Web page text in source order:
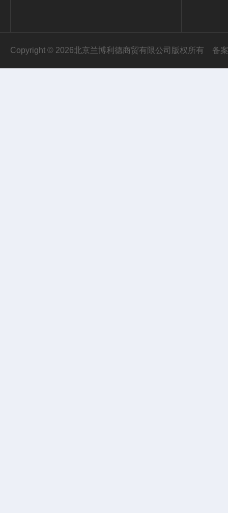
Copyright © 2026北京兰博利德商贸有限公司版权所有 备